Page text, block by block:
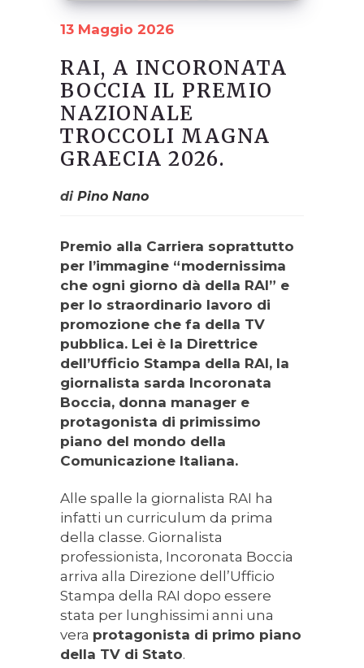
13 Maggio 2026
RAI, A INCORONATA
BOCCIA IL PREMIO
NAZIONALE
TROCCOLI MAGNA
GRAECIA 2026.
diPino Nano
Premio alla Carriera soprattutto
per l’immagine “modernissima
che ogni giorno dà della RAI” e
per lo straordinario lavoro di
promozione che fa della TV
pubblica. Lei è la Direttrice
dell’Ufficio Stampa della RAI, la
giornalista sarda Incoronata
Boccia, donna manager e
protagonista di primissimo
piano del mondo della
Comunicazione Italiana.
Alle spalle la giornalista RAI ha
infatti un curriculum da prima
della classe. Giornalista
professionista, Incoronata Boccia
arriva alla Direzione dell’Ufficio
Stampa della RAI dopo essere
stata per lunghissimi anni una
vera protagonista di primo piano
della TV di Stato.